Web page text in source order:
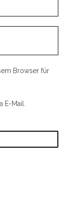
Browser für
Mail.